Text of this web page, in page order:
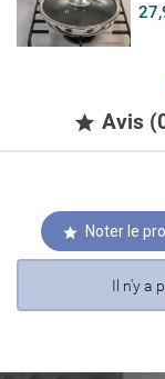
 Avis
 Noter le
Il n'y a